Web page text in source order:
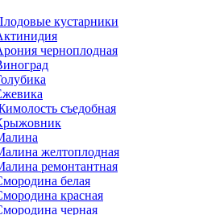
кустарники
черноплодная
съедобная
желтоплодная
ремонтантная
белая
красная
черная